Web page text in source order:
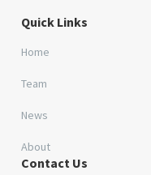
Quick Links
Home
Team
News
About
Contact Us